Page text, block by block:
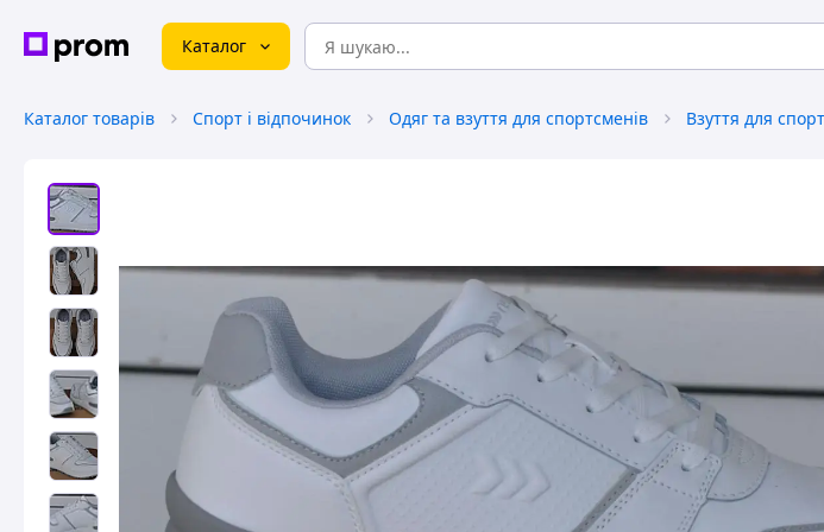
Каталог
Каталог товарів Спорт і відпочинок Одяг та взуття для спортсменів